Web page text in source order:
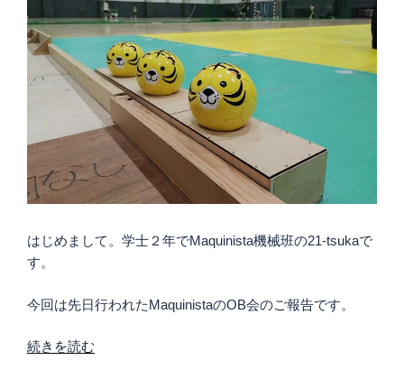
結
果
報
告
括”
はじめまして。学士２年でMaquinista機械班の21-tsukaで
す。
今回は先日行われたMaquinistaのOB会のご報告です。
“OB
続きを読む